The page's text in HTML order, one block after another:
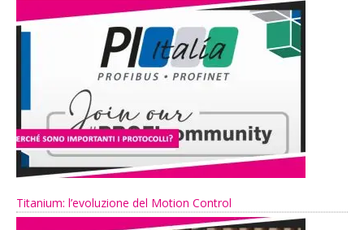
Titanium: l’evoluzione del Motion Control